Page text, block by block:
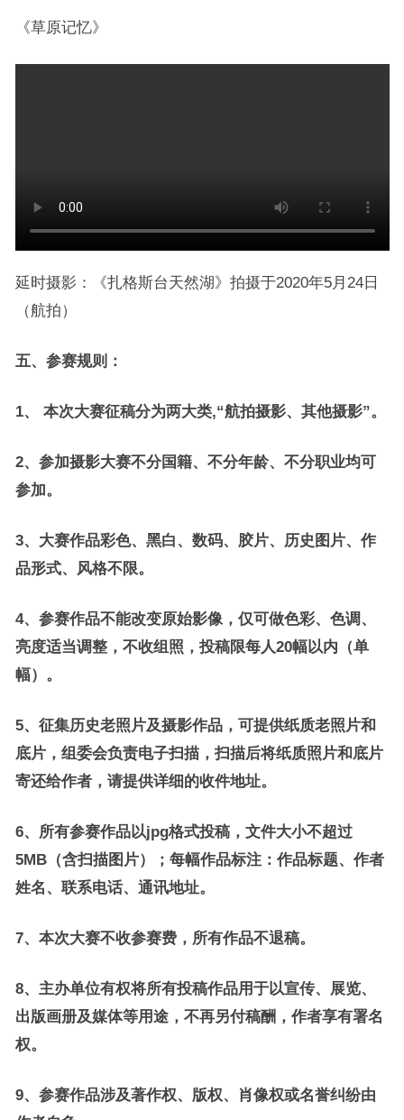
《草原记忆》
延时摄影：《扎格斯台天然湖》拍摄于2020年5月24日
（航拍）
五、参赛规则：
1、 本次大赛征稿分为两大类,“航拍摄影、其他摄影”。
2、参加摄影大赛不分国籍、不分年龄、不分职业均可
参加。
3、大赛作品彩色、黑白、数码、胶片、历史图片、作
品形式、风格不限。
4、参赛作品不能改变原始影像，仅可做色彩、色调、
亮度适当调整，不收组照，投稿限每人20幅以内（单
幅）。
5、征集历史老照片及摄影作品，可提供纸质老照片和
底片，组委会负责电子扫描，扫描后将纸质照片和底片
寄还给作者，请提供详细的收件地址。
6、所有参赛作品以jpg格式投稿，文件大小不超过
5MB（含扫描图片）；每幅作品标注：作品标题、作者
姓名、联系电话、通讯地址。
7、本次大赛不收参赛费，所有作品不退稿。
8、主办单位有权将所有投稿作品用于以宣传、展览、
出版画册及媒体等用途，不再另付稿酬，作者享有署名
权。
9、参赛作品涉及著作权、版权、肖像权或名誉纠纷由